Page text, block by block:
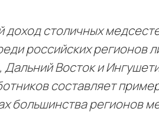
столичных
российских регионов
Восток и
составляет
большинства регионов